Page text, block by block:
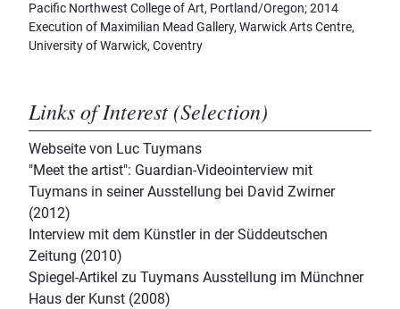
Pacific Northwest College of Art, Portland/Oregon; 2014
Execution of Maximilian Mead Gallery, Warwick Arts Centre,
University of Warwick, Coventry
Links of Interest (Selection)
Webseite von Luc Tuymans
"Meet the artist": Guardian-Videointerview mit
Tuymans in seiner Ausstellung bei David Zwirner
(2012)
Interview mit dem Künstler in der Süddeutschen
Zeitung (2010)
Spiegel-Artikel zu Tuymans Ausstellung im Münchner
Haus der Kunst (2008)